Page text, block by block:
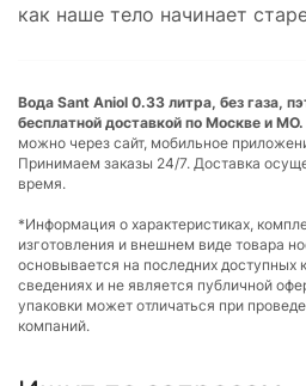
как наше тело начинает
Вода Sant Aniol 0.33 литра, без газа,
бесплатной доставкой по Москве и МО.
можно через сайт, мобильное
Принимаем заказы 24/7. Доставка
время.
*Информация о характеристиках,
изготовления и внешнем виде товара
основывается на последних доступных
сведениях и не является публичной
упаковки может отличаться при
компаний.